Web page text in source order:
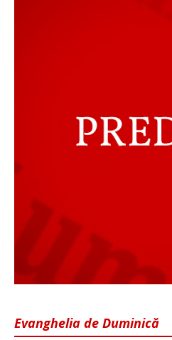
Evanghelia de Duminică